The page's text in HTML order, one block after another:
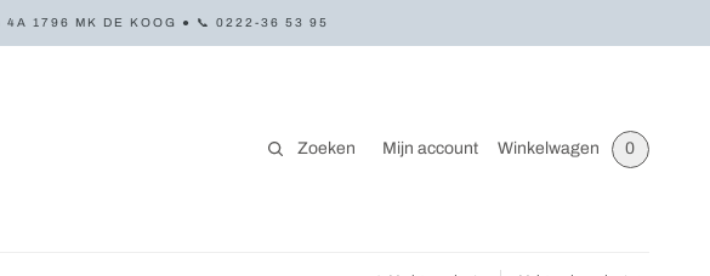
4A 1796 MK DE KOOG ● 📞 0222-36 53 95
Zoeken Mijn account Winkelwagen 0